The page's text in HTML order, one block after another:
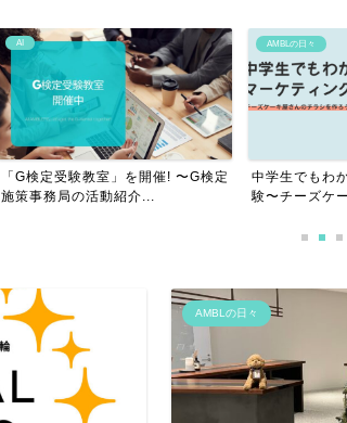
AMBLの日々
中学生でもわかるマーケティング体
験〜チーズケーキ屋さんの...
AI
新卒のAI開発
たと思う、無
AMBLの日々